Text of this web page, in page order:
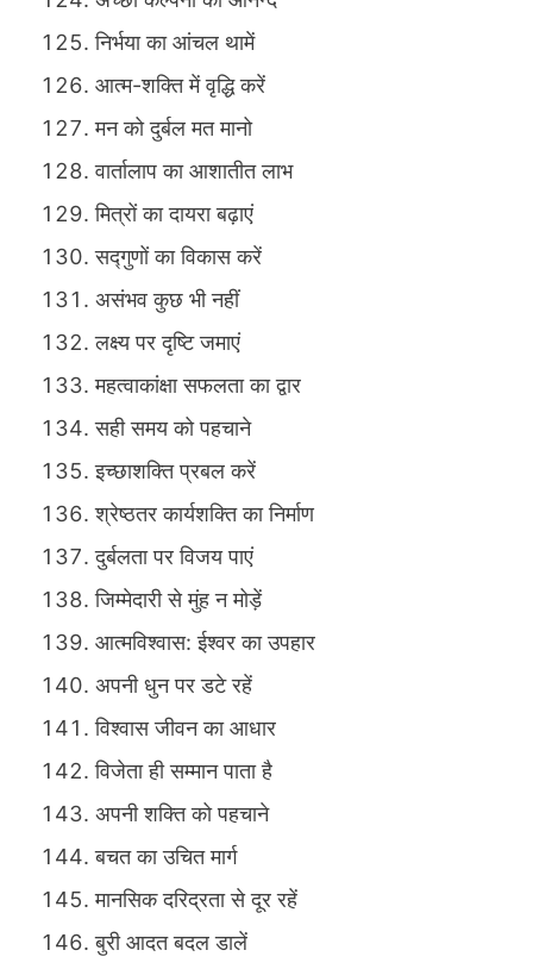
निर्भया का आंचल थामें
आत्म-शक्ति में वृद्धि करें
मन को दुर्बल मत मानो
वार्तालाप का आशातीत लाभ
मित्रों का दायरा बढ़ाएं
सद्गुणों का विकास करें
असंभव कुछ भी नहीं
लक्ष्य पर दृष्टि जमाएं
महत्वाकांक्षा सफलता का द्वार
सही समय को पहचाने
इच्छाशक्ति प्रबल करें
श्रेष्ठतर कार्यशक्ति का निर्माण
दुर्बलता पर विजय पाएं
जिम्मेदारी से मुंह न मोड़ें
आत्मविश्वास: ईश्वर का उपहार
अपनी धुन पर डटे रहें
विश्वास जीवन का आधार
विजेता ही सम्मान पाता है
अपनी शक्ति को पहचाने
बचत का उचित मार्ग
मानसिक दरिद्रता से दूर रहें
बुरी आदत बदल डालें